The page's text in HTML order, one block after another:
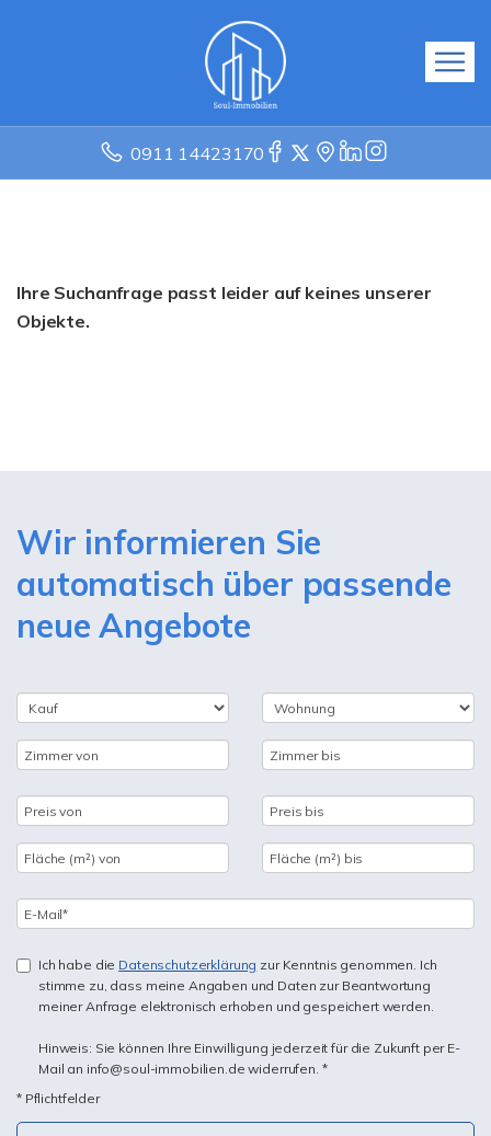
0911 14423170
Ihre Suchanfrage passt leider auf keines unserer
Objekte.
Wir informieren Sie
automatisch über passende
neue Angebote
Ich habe die Datenschutzerklärung zur Kenntnis genommen. Ich
stimme zu, dass meine Angaben und Daten zur Beantwortung
meiner Anfrage elektronisch erhoben und gespeichert werden.
Hinweis: Sie können Ihre Einwilligung jederzeit für die Zukunft per E-
Mail an info@soul-immobilien.de widerrufen. *
* Pflichtfelder